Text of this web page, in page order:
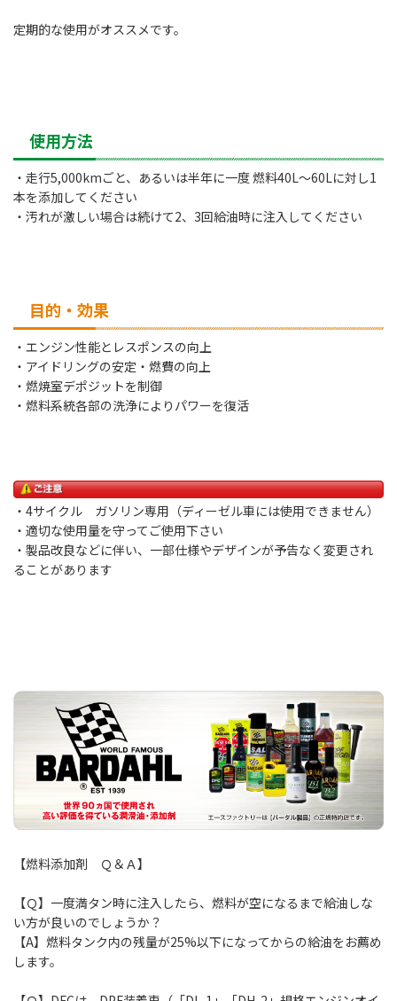
定期的な使用がオススメです。
使用方法
・走行5,000kmごと、あるいは半年に一度 燃料40L～60Lに対し1
本を添加してください
・汚れが激しい場合は続けて2、3回給油時に注入してください
目的・効果
・エンジン性能とレスポンスの向上
・アイドリングの安定・燃費の向上
・燃焼室デポジットを制御
・燃料系統各部の洗浄によりパワーを復活
・4サイクル ガソリン専用（ディーゼル車には使用できません）
・適切な使用量を守ってご使用下さい
・製品改良などに伴い、一部仕様やデザインが予告なく変更され
ることがあります
【燃料添加剤 Ｑ＆Ａ】
【Ｑ】一度満タン時に注入したら、燃料が空になるまで給油しな
い方が良いのでしょうか？
【A】燃料タンク内の残量が25%以下になってからの給油をお薦め
します。